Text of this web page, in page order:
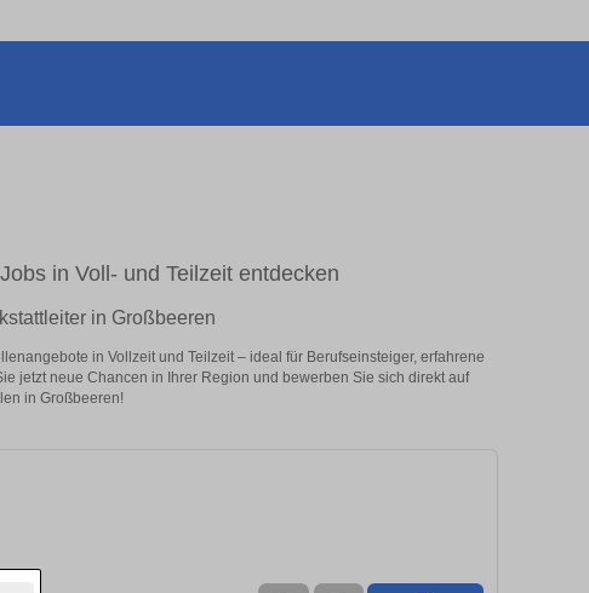
in Voll- und Teilzeit entdecken
in Großbeeren
in Vollzeit und Teilzeit – ideal für Berufseinsteiger, erfahrene
jetzt neue Chancen in Ihrer Region und bewerben Sie sich direkt auf
in Großbeeren!